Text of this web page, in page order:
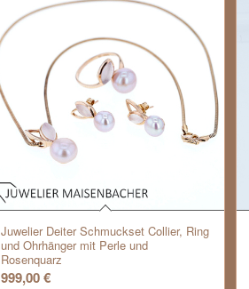
Juwelier Deiter Schmuckset Collier, Ring
und Ohrhänger mit Perle und
Rosenquarz
999,00€